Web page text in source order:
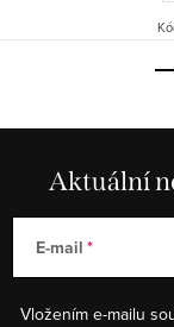
Aktuální
E-mail
Vložením e-mailu